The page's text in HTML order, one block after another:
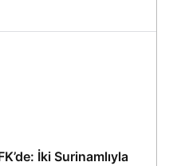
İki Surinamlıyla